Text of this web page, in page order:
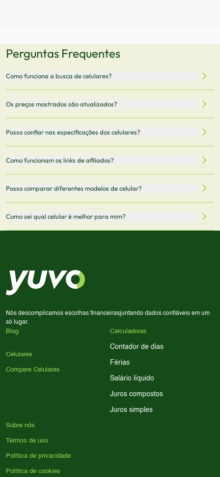
Perguntas Frequentes
Como funciona a busca de celulares?
armazenamento, memória RAM, bateria e conectividade
5G.
Os preços mostrados são atualizados?
vendedor antes de finalizar sua compra.
Posso confiar nas especificações dos celulares?
informações mais recentes de cada modelo.
Como funcionam os links de afiliados?
comissão sem custo adicional para você.
Posso comparar diferentes modelos de celular?
Sim! Você pode selecionar até 3 celulares para comparar
Como sei qual celular é melhor para mim?
processador e bateria são essenciais. Use nossos filtros
para encontrar o celular ideal.
Nós descomplicamos escolhas financeirasjuntando dados confiáveis em um
só lugar.
Blog
Celulares
Compare Celulares
Calculadoras
Contador de dias
Férias
Salário líquido
Juros compostos
Juros simples
Sobre nós
Termos de uso
Política de privacidade
Política de cookies